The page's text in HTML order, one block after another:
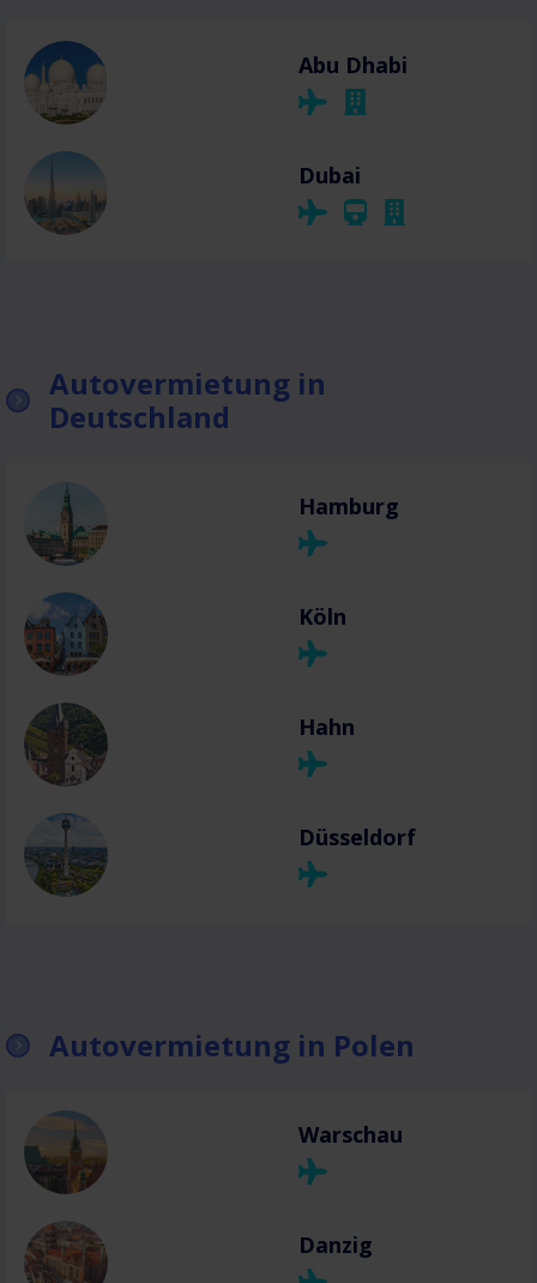
Abu Dhabi
Dubai
Autovermietung in
Deutschland
Hamburg
Köln
Hahn
Düsseldorf
Autovermietung in Polen
Warschau
Danzig